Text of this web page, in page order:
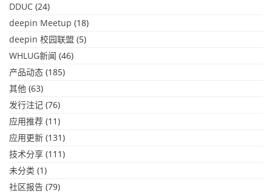
DDUC (24)
deepin Meetup (18)
deepin 校园联盟 (5)
WHLUG新闻 (46)
产品动态 (185)
其他 (63)
发行注记 (76)
应用推荐 (11)
应用更新 (131)
技术分享 (111)
未分类 (1)
社区报告 (79)